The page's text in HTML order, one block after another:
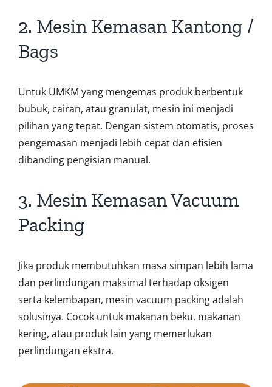
2. Mesin Kemasan Kantong /
Bags
Untuk UMKM yang mengemas produk berbentuk
bubuk, cairan, atau granulat, mesin ini menjadi
pilihan yang tepat. Dengan sistem otomatis, proses
pengemasan menjadi lebih cepat dan efisien
dibanding pengisian manual.
3. Mesin Kemasan Vacuum
Packing
Jika produk membutuhkan masa simpan lebih lama
dan perlindungan maksimal terhadap oksigen
serta kelembapan, mesin vacuum packing adalah
solusinya. Cocok untuk makanan beku, makanan
kering, atau produk lain yang memerlukan
perlindungan ekstra.